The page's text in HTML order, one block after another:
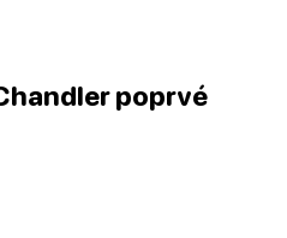
poprvé